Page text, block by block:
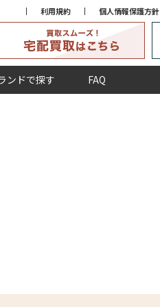
利用規約 個人情報保護方針
ンドで探す FAQ